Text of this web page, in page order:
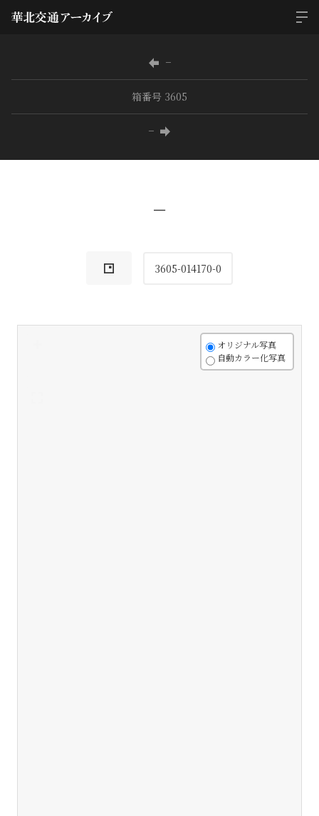
−
箱番号 3605
−
−
3605-014170-0
オリジナル写真
自動カラー化写真